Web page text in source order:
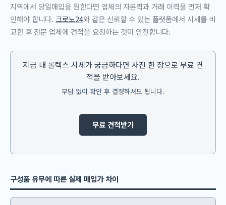
지역에서 당일매입을 원한다면 업체의 자본력과 거래 이력을 먼저 확
인해야 합니다. 크로노24와 같은 신뢰할 수 있는 플랫폼에서 시세를 비
교한 후 전문 업체에 견적을 요청하는 것이 안전합니다.
지금 내 롤렉스 시세가 궁금하다면 사진 한 장으로 무료 견
적을 받아보세요.
부담 없이 확인 후 결정하셔도 됩니다.
무료 견적받기
구성품 유무에 따른 실제 매입가 차이